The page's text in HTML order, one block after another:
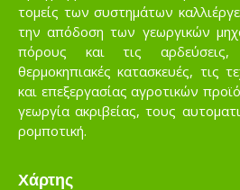
τομείς των συστημάτων
την απόδοση των γεωργικών
πόρους και τις αρδεύσεις,
θερμοκηπιακές κατασκευές, τις
και επεξεργασίας αγροτικών
γεωργία ακριβείας, τους
ρομποτική.
Χάρτης